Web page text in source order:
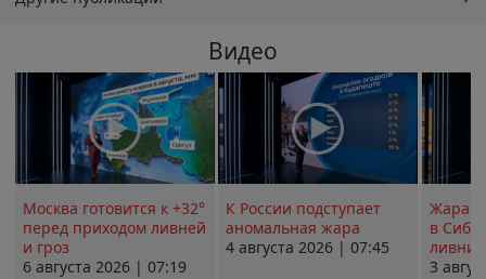
Видео
Москва готовится к +32°
перед приходом ливней
и гроз
6 августа 2026 | 07:19
К России подступает
аномальная жара
4 августа 2026 | 07:45
Жара в
в
ливни
3